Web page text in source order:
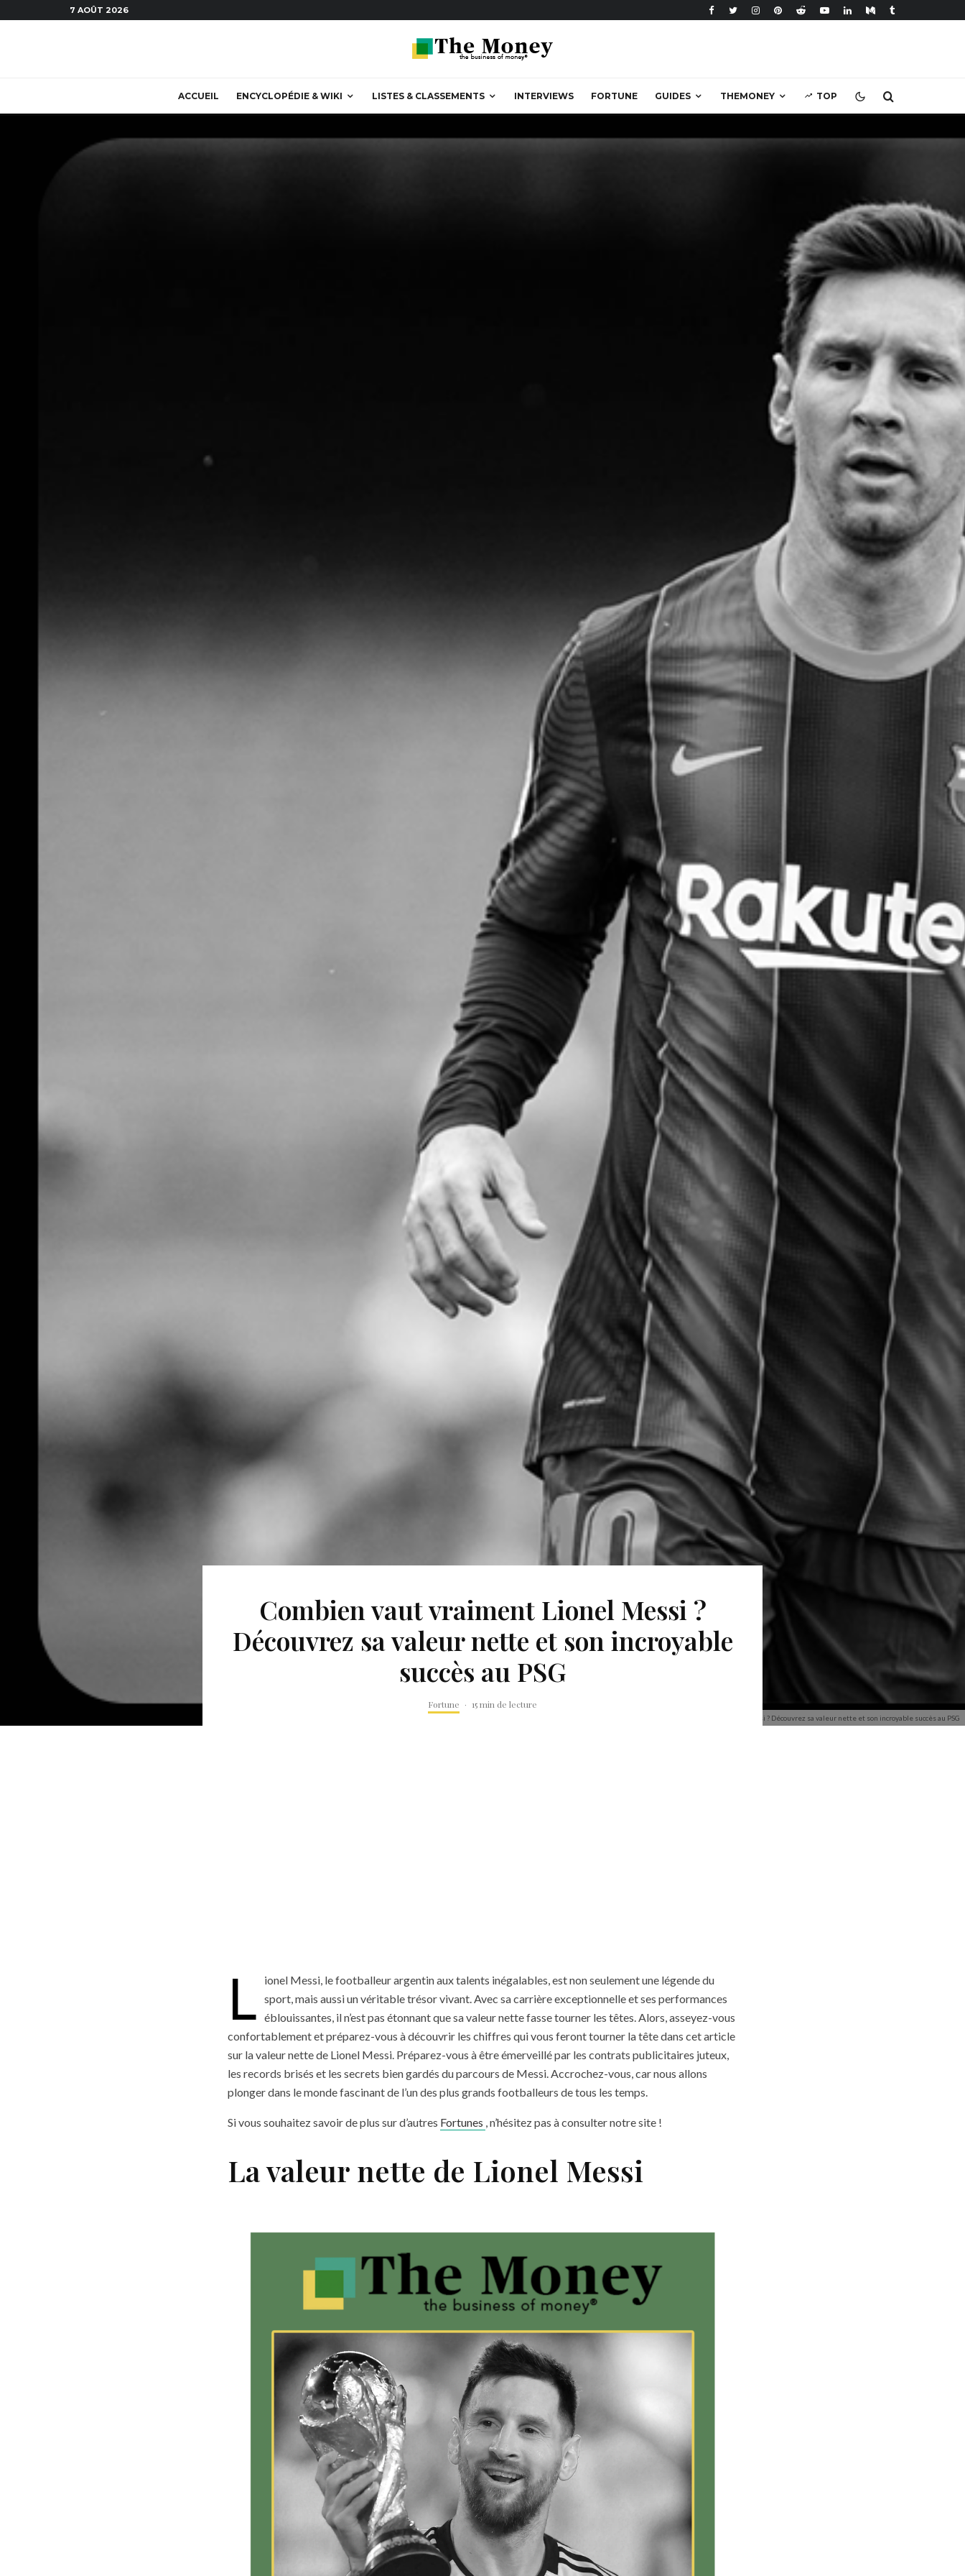
7 AOÛT 2026
ACCUEIL ENCYCLOPÉDIE & WIKI LISTES & CLASSEMENTS INTERVIEWS FORTUNE GUIDES THEMONEY TOP
Combien vaut vraiment Lionel Messi ? Découvrez sa valeur nette et son incroyable succès au PSG
Combien vaut vraiment Lionel Messi ?
Découvrez sa valeur nette et son incroyable
succès au PSG
Fortune · 15 min de lecture
L
ionel Messi, le footballeur argentin aux talents inégalables, est non seulement une légende du
sport, mais aussi un véritable trésor vivant. Avec sa carrière exceptionnelle et ses performances
éblouissantes, il n’est pas étonnant que sa valeur nette fasse tourner les têtes. Alors, asseyez-vous
confortablement et préparez-vous à découvrir les chiffres qui vous feront tourner la tête dans cet article
sur la valeur nette de Lionel Messi. Préparez-vous à être émerveillé par les contrats publicitaires juteux,
les records brisés et les secrets bien gardés du parcours de Messi. Accrochez-vous, car nous allons
plonger dans le monde fascinant de l’un des plus grands footballeurs de tous les temps.
Si vous souhaitez savoir de plus sur d’autres Fortunes , n’hésitez pas à consulter notre site !
La valeur nette de Lionel Messi